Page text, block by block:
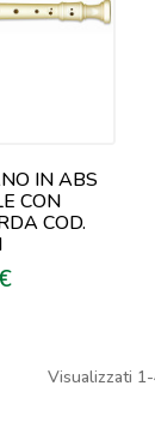
IN ABS
CON
COD.
Visualizzati